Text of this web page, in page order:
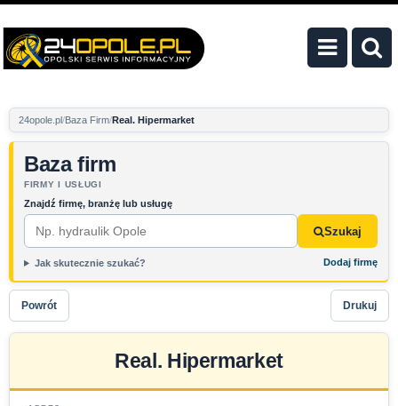
24opole.pl Baza Firm Real. Hipermarket
Baza firm
FIRMY I USŁUGI
Znajdź firmę, branżę lub usługę
Szukaj
Jak skutecznie szukać? Dodaj firmę
Powrót Drukuj
Real. Hipermarket